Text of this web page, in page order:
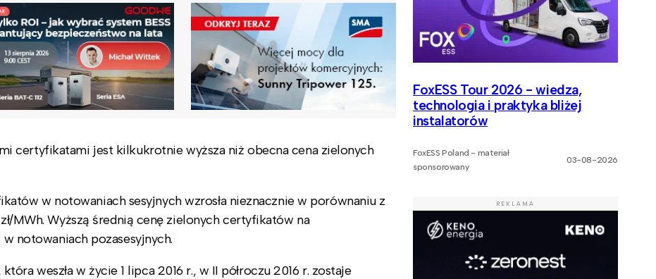
certyfikatami jest kilkukrotnie wyższa niż obecna cena zielonych
w notowaniach sesyjnych wzrosła nieznacznie w porównaniu z
MWh. Wyższą średnią cenę zielonych certyfikatów na
notowaniach pozasesyjnych.
weszła w życie 1 lipca 2016 r., w II półroczu 2016 r. zostaje
FoxESS Tour 2026 - wiedza,
technologia i praktyka bliżej
instalatorów
FoxESS Poland - materiał
sponsorowany
03-08-2026
REKLAMA